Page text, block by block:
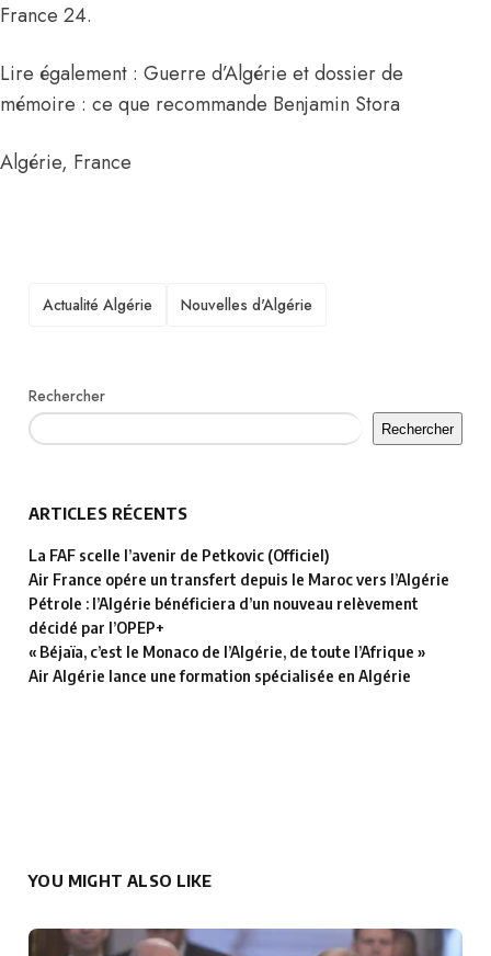
France 24.
Lire également : Guerre d’Algérie et dossier de
mémoire : ce que recommande Benjamin Stora
Algérie, France
TAGS
Actualité Algérie Nouvelles d'Algérie
Rechercher
Rechercher
ARTICLES RÉCENTS
La FAF scelle l’avenir de Petkovic (Officiel)
Air France opére un transfert depuis le Maroc vers l’Algérie
Pétrole : l’Algérie bénéficiera d’un nouveau relèvement
décidé par l’OPEP+
« Béjaïa, c’est le Monaco de l’Algérie, de toute l’Afrique »
Air Algérie lance une formation spécialisée en Algérie
YOU MIGHT ALSO LIKE